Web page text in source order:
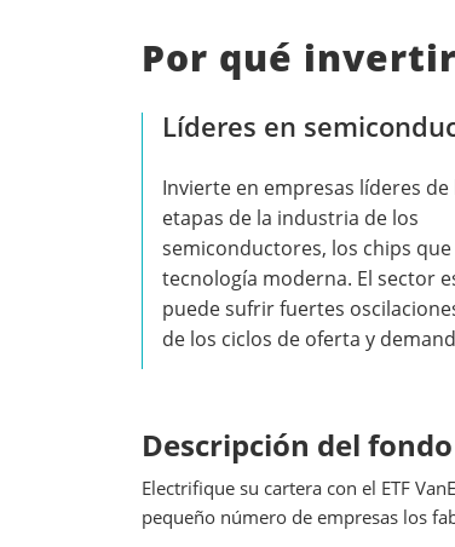
Por qué
Líderes en
Invierte en empresas líderes
etapas de la industria de los
semiconductores, los chips
tecnología moderna. El sector
puede sufrir fuertes
de los ciclos de oferta y
Descripción del fondo
Electrifique su cartera con el ETF
pequeño número de empresas los